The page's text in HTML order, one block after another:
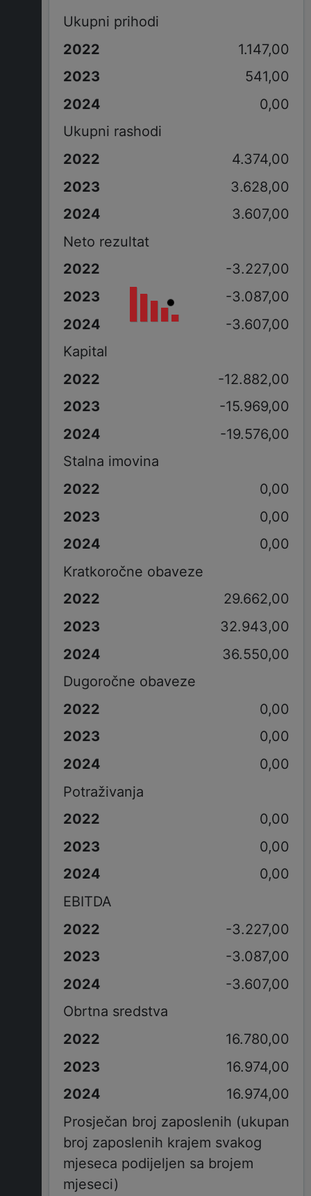
Ukupni prihodi
1.147,00
541,00
0,00
Ukupni rashodi
4.374,00
3.628,00
3.607,00
Neto rezultat
-3.227,00
-3.087,00
-3.607,00
Kapital
-12.882,00
-15.969,00
-19.576,00
Stalna imovina
0,00
0,00
0,00
Kratkoročne obaveze
29.662,00
32.943,00
36.550,00
Dugoročne obaveze
0,00
0,00
0,00
Potraživanja
0,00
0,00
0,00
EBITDA
-3.227,00
-3.087,00
-3.607,00
Obrtna sredstva
16.780,00
16.974,00
16.974,00
Prosječan broj zaposlenih (ukupan
broj zaposlenih krajem svakog
mjeseca podijeljen sa brojem
mjeseci)